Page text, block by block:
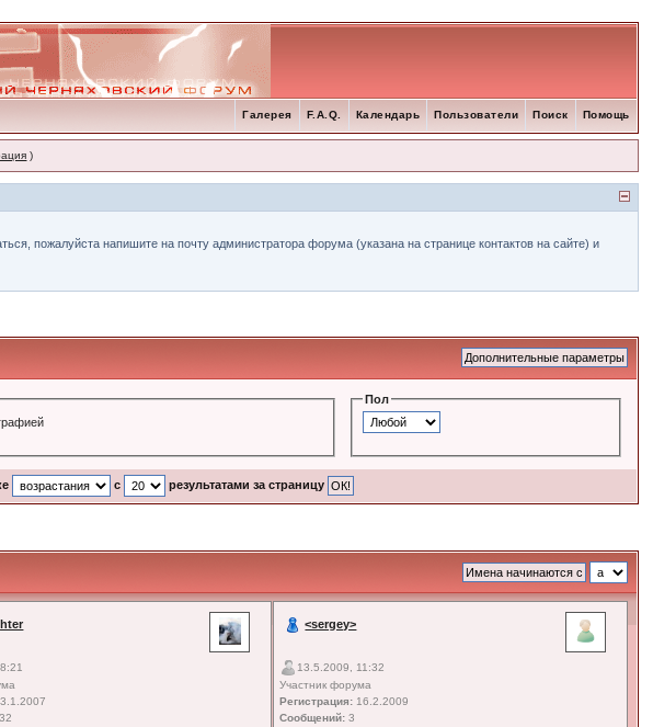
Помощь
Поиск
Пользователи
Календарь
F.A.Q.
Галерея
)
пожалуйста напишите на почту администратора форума (указана на странице контактов на сайте) и
Пол
с результатами за страницу
3.1.2007
<sergey>
13.5.2009, 11:32
Участник форума
Регистрация: 16.2.2009
Сообщений: 3